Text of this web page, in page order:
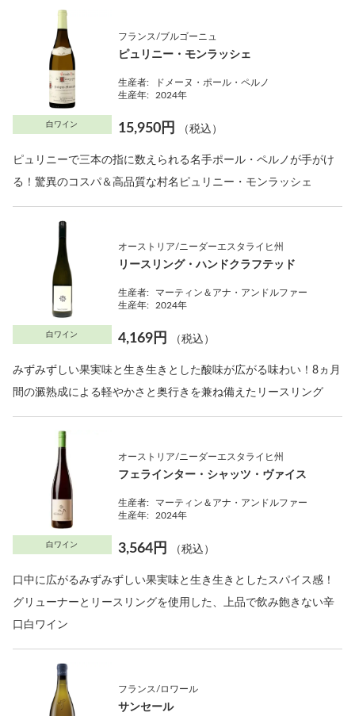
白ワイン
フランス/ブルゴーニュ
ピュリニー・モンラッシェ
生産者:
ドメーヌ・ポール・ペルノ
生産年:
2024年
15,950円 （税込）
ピュリニーで三本の指に数えられる名手ポール・ペルノが手がけ
る！驚異のコスパ＆高品質な村名ピュリニー・モンラッシェ
白ワイン
オーストリア/ニーダーエスタライヒ州
リースリング・ハンドクラフテッド
生産者:
マーティン＆アナ・アンドルファー
生産年:
2024年
4,169円 （税込）
みずみずしい果実味と生き生きとした酸味が広がる味わい！8ヵ月
間の澱熟成による軽やかさと奥行きを兼ね備えたリースリング
白ワイン
オーストリア/ニーダーエスタライヒ州
フェラインター・シャッツ・ヴァイス
生産者:
マーティン＆アナ・アンドルファー
生産年:
2024年
3,564円 （税込）
口中に広がるみずみずしい果実味と生き生きとしたスパイス感！
グリューナーとリースリングを使用した、上品で飲み飽きない辛
口白ワイン
フランス/ロワール
サンセール